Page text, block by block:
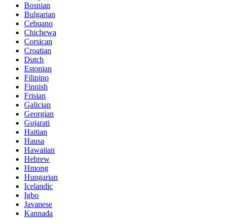
Bosnian
Bulgarian
Cebuano
Chichewa
Corsican
Croatian
Dutch
Estonian
Filipino
Finnish
Frisian
Galician
Georgian
Gujarati
Haitian
Hausa
Hawaiian
Hebrew
Hmong
Hungarian
Icelandic
Igbo
Javanese
Kannada